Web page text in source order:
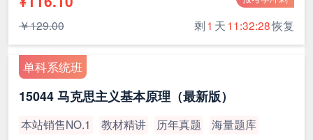
￥129.00 剩1 天11:32:27恢复
单科系统班
15044 马克思主义基本原理（最新版）
本站销售NO.1 教材精讲 历年真题
海量题库